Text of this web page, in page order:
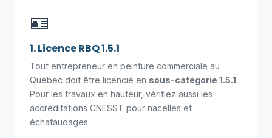
🪪
1. Licence RBQ 1.5.1
Tout entrepreneur en peinture commerciale au
Québec doit être licencié en sous-catégorie 1.5.1.
Pour les travaux en hauteur, vérifiez aussi les
accréditations CNESST pour nacelles et
échafaudages.